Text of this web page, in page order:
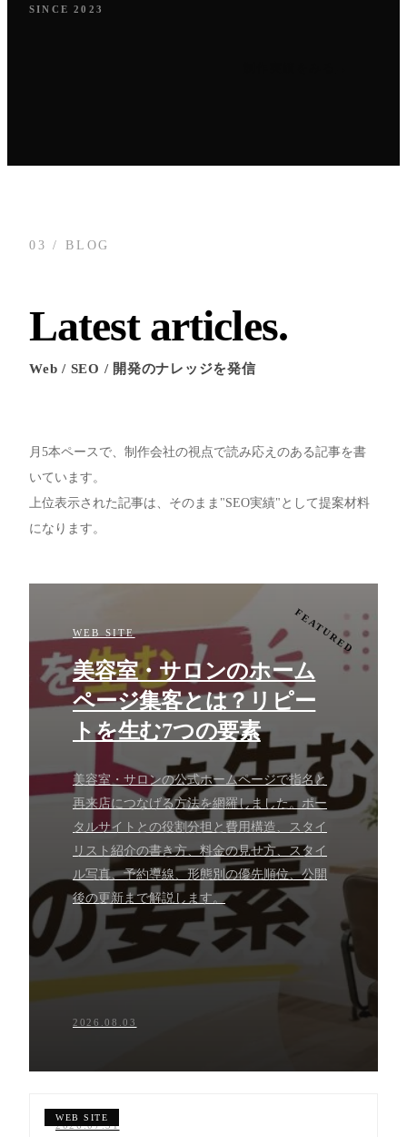
SINCE 2023
03 / BLOG
Latest articles.
Web / SEO / 開発のナレッジを発信
月5本ペースで、制作会社の視点で読み応えのある記事を書
いています。
上位表示された記事は、そのまま"SEO実績"として提案材料
になります。
WEB SITE
美容室・サロンのホーム
ページ集客とは？リピー
トを生む7つの要素
美容室・サロンの公式ホームページで指名と
再来店につなげる方法を網羅しました。ポー
タルサイトとの役割分担と費用構造、スタイ
リスト紹介の書き方、料金の見せ方、スタイ
ル写真、予約導線、形態別の優先順位、公開
後の更新まで解説します。
2026.08.03
2026.07.31